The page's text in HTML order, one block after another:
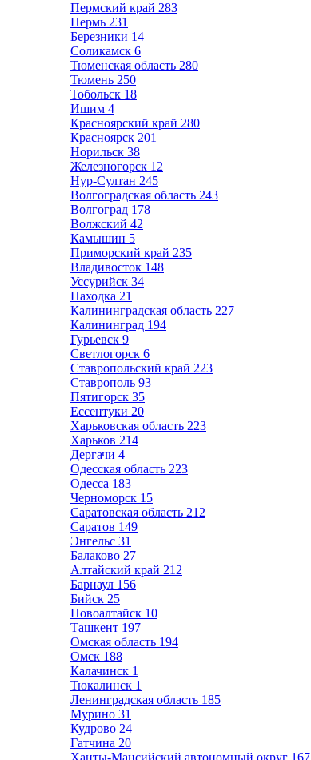
Пермский край 283
Пермь 231
Березники 14
Соликамск 6
Тюменская область 280
Тюмень 250
Тобольск 18
Ишим 4
Красноярский край 280
Красноярск 201
Норильск 38
Железногорск 12
Нур-Султан 245
Волгоградская область 243
Волгоград 178
Волжский 42
Камышин 5
Приморский край 235
Владивосток 148
Уссурийск 34
Находка 21
Калининградская область 227
Калининград 194
Гурьевск 9
Светлогорск 6
Ставропольский край 223
Ставрополь 93
Пятигорск 35
Ессентуки 20
Харьковская область 223
Харьков 214
Дергачи 4
Одесская область 223
Одесса 183
Черноморск 15
Саратовская область 212
Саратов 149
Энгельс 31
Балаково 27
Алтайский край 212
Барнаул 156
Бийск 25
Новоалтайск 10
Ташкент 197
Омская область 194
Омск 188
Калачинск 1
Тюкалинск 1
Ленинградская область 185
Мурино 31
Кудрово 24
Гатчина 20
Ханты-Мансийский автономный округ 167